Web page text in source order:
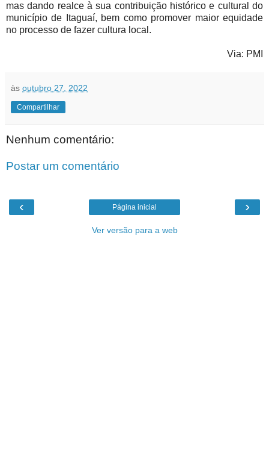
mas dando realce à sua contribuição histórico e cultural do
município de Itaguaí, bem como promover maior equidade
no processo de fazer cultura local.
Via: PMI
às outubro 27, 2022
Compartilhar
Nenhum comentário:
Postar um comentário
‹ ›
Página inicial
Ver versão para a web